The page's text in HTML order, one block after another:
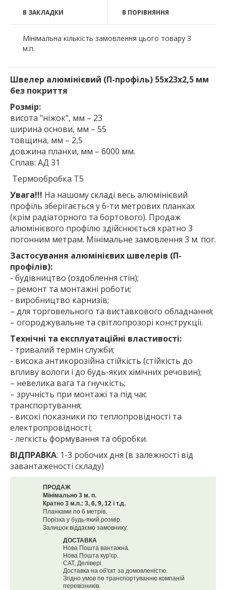
В ЗАКЛАДКИ В ПОРІВНЯННЯ
Мінімальна кількість замовлення цього товару 3
м.п.
Швелер алюмінієвий (П-профіль) 55х23х2,5 мм
без покриття
Розмір:
висота "ніжок", мм – 23
ширина основи, мм – 55
товщина, мм – 2,5
довжина планки, мм – 6000 мм.
Сплав: АД 31
Термообробка Т5
Увага!!! На нашому складі весь алюмінієвий
профіль зберігається у 6-ти метрових планках
(крім радіаторного та бортового). Продаж
алюмінієвого профілю здійснюється кратно 3
погонним метрам. Мінімальне замовлення 3 м. пог.
Застосування алюмінієвих швелерів (П-
профілів):
- будівництво (оздоблення стін);
– ремонт та монтажні роботи;
- виробництво карнизів;
– для торговельного та виставкового обладнання;
– огороджувальне та світлопрозорі конструкції.
Технічні та експлуатаційні властивості:
- тривалий термін служби;
- висока антикорозійна стійкість (стійкість до
впливу вологи і до будь-яких хімічних речовин);
– невелика вага та гнучкість;
– зручність при монтажі та під час
транспортування;
- високі показники по теплопровідності та
електропровідності;
- легкість формування та обробки.
ВІДПРАВКА: 1-3 робочих дня (в залежності від
завантаженості складу)
ПРОДАЖ
Мінімально 3 м. п.
Кратно 3 м.п.: 3, 6, 9, 12 і т.д.
Планками по 6 метрів.
Порізка у будь-який розмір.
Залишок віддаємо замовнику.
ДОСТАВКА
Нова Пошта вантажна.
Нова Пошта кур'єр.
САТ, Делівері.
Доставка на об'єкт за домовленістю.
Згідно умов по транспортуванню компаній
перевізників.